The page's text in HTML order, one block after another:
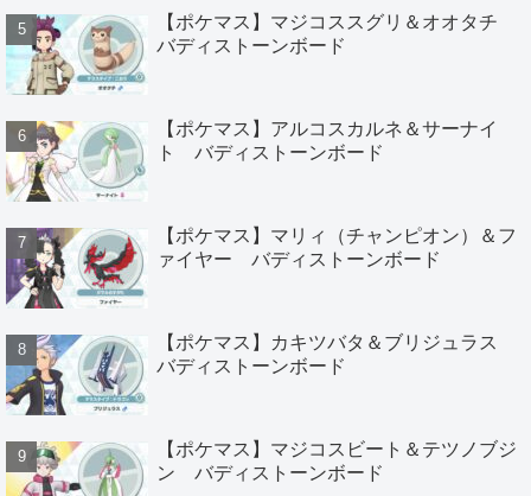
【ポケマス】マジコススグリ＆オオタチ
バディストーンボード
【ポケマス】アルコスカルネ＆サーナイ
ト バディストーンボード
【ポケマス】マリィ（チャンピオン）＆フ
ァイヤー バディストーンボード
【ポケマス】カキツバタ＆ブリジュラス
バディストーンボード
【ポケマス】マジコスビート＆テツノブジ
ン バディストーンボード